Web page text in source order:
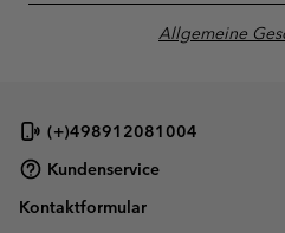
Allgemeine
(+)498912081004
Kundenservice
Kontaktformular